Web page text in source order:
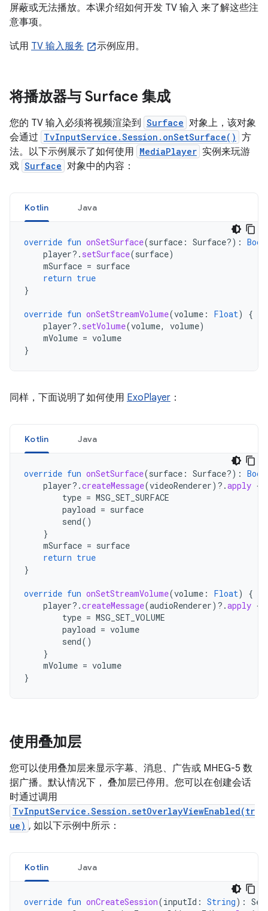
屏蔽或无法播放。本课介绍如何开发 TV 输入 来了解这些注
意事项。
试用 TV 输入服务 示例应用。
将播放器与 Surface 集成
您的 TV 输入必须将视频渲染到 Surface 对象上，该对象
会通过 TvInputService.Session.onSetSurface() 方
法。以下示例展示了如何使用 MediaPlayer 实例来玩游
戏 Surface 对象中的内容：
Kotlin Java
override fun onSetSurface(surface : Surface?) :
player?. setSurface(surface)
mSurface = surface
return true
}
override fun onSetStreamVolume(volume : Float)
{
player?. setVolume(volume, volume)
mVolume = volume
}
同样，下面说明了如何使用 ExoPlayer ：
Kotlin Java
override fun onSetSurface(surface : Surface?) :
player?.createMessage(videoRenderer) ?.apply {
type = MSG_SET_SURFACE
payload = surface
send()
}
mSurface = surface
return true
}
override fun onSetStreamVolume(volume : Float)
{
player?.createMessage(audioRenderer) ?.apply {
type = MSG_SET_VOLUME
payload = volume
send()
}
mVolume = volume
}
使用叠加层
您可以使用叠加层来显示字幕、消息、广告或 MHEG-5 数
据广播。默认情况下， 叠加层已停用。您可以在创建会话
时通过调用
TvInputService.Session.setOverlayViewEnabled(tr
ue) , 如以下示例中所示：
Kotlin Java
override fun onCreateSession(inputId : String):